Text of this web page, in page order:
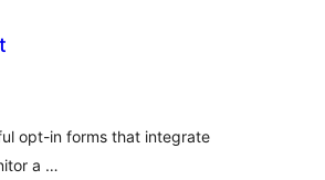
opt-in forms that integrate
a …